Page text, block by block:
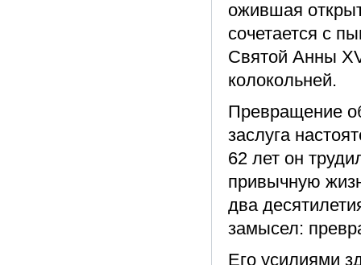
ожившая
сочетается с
Святой Анны
колокольней.
Превращение
заслуга
62 лет он
привычную
два
замысел:
Его усилиями